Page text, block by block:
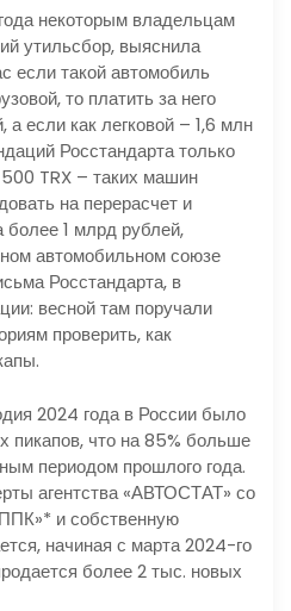
некоторым владельцам
утильсбор, выяснила
если такой автомобиль
то платить за него
а если как легковой – 1,6 млн
Росстандарта только
TRX – таких машин
на перерасчет и
1 млрд рублей,
автомобильном союзе
Росстандарта, в
весной там поручали
проверить, как
2024 года в России было
пикапов, что на 85% больше
периодом прошлого года.
агентства «АВТОСТАТ» со
и собственную
начиная с марта 2024-го
более 2 тыс. новых